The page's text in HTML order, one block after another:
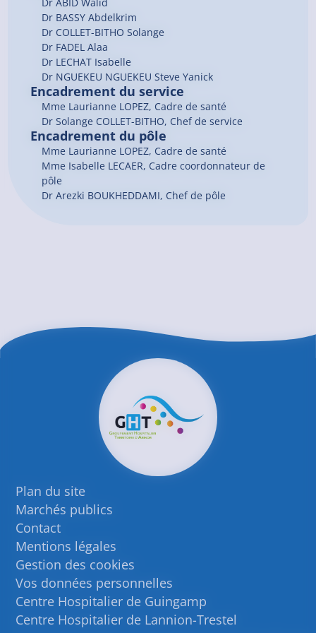
Dr BASSY Abdelkrim
Dr COLLET-BITHO Solange
Dr FADEL Alaa
Dr LECHAT Isabelle
Dr NGUEKEU NGUEKEU Steve Yanick
Encadrement du service
Mme Laurianne LOPEZ, Cadre de santé
Dr Solange COLLET-BITHO, Chef de service
Encadrement du pôle
Mme Laurianne LOPEZ, Cadre de santé
Mme Isabelle LECAER, Cadre coordonnateur de
pôle
Dr Arezki BOUKHEDDAMI, Chef de pôle
Plan du site
Marchés publics
Contact
Mentions légales
Gestion des cookies
Vos données personnelles
Centre Hospitalier de Guingamp
Centre Hospitalier de Lannion-Trestel